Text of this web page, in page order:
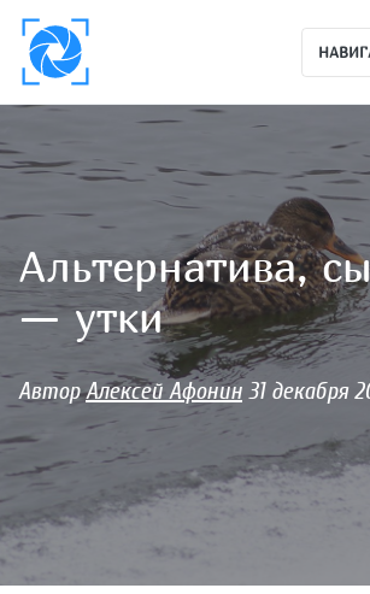
Альтернатива,
— утки
АвторАлексей Афонин 31 декабря